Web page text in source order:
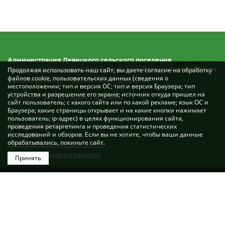
Администрация Девицкого сельского поселения
Острогожского муниципального района Воронежской области
Официальный сайт администрации Девицкого
Copyright © 2023 Все права защищены.
Законодательная карта
Карта сайта
Политика конфиденциальности
Пользовательское соглашение
Разработка сайта:
Продолжая использовать наш сайт, вы даете согласие на обработку
файлов cookie, пользовательских данных (сведения о
местоположении; тип и версия ОС; тип и версия Браузера; тип
устройства и разрешение его экрана; источник откуда пришел на
сайт пользователь; с какого сайта или по какой рекламе; язык ОС и
Браузера; какие страницы открывает и на какие кнопки нажимает
пользователь; ip-адрес) в целях функционирования сайта,
проведения ретаргетинга и проведения статистических
исследований и обзоров. Если вы не хотите, чтобы ваши данные
обрабатывались, покиньте сайт.
Принять